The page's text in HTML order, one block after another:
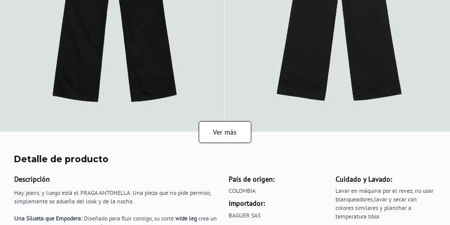
Ver más
Detalle de producto
Descripción
Hay jeans, y luego está el PRAGA ANTONELLA. Una pieza que no pide permiso,
simplemente se adueña del look y de la noche.
Una Silueta que Empodera: Diseñado para fluir contigo, su corte wide leg crea un
País de origen:
COLOMBIA
Importador:
BAGUER SAS
Cuidado y Lavado:
Lavar en máquina por el revez, no usar
blanqueadores,lavar y secar con
colores similares y planchar a
temperatura tibia